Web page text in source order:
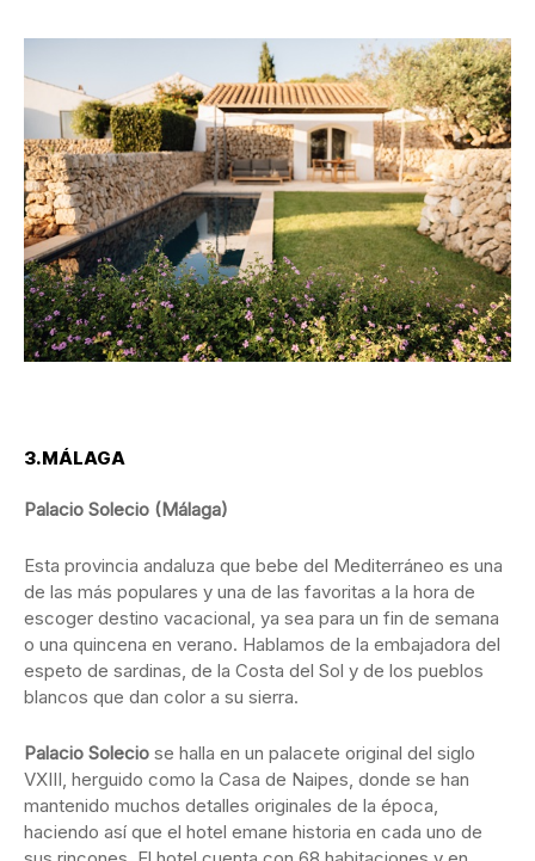
3.MÁLAGA
Palacio Solecio (Málaga)
Esta provincia andaluza que bebe del Mediterráneo es una
de las más populares y una de las favoritas a la hora de
escoger destino vacacional, ya sea para un fin de semana
o una quincena en verano. Hablamos de la embajadora del
espeto de sardinas, de la Costa del Sol y de los pueblos
blancos que dan color a su sierra.
Palacio Solecio se halla en un palacete original del siglo
VXIII, herguido como la Casa de Naipes, donde se han
mantenido muchos detalles originales de la época,
haciendo así que el hotel emane historia en cada uno de